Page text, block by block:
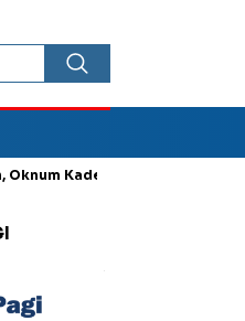
Kades di Bungkal Ponorogo